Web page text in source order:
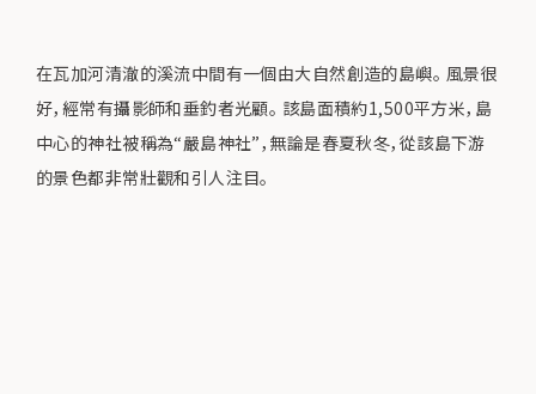
在瓦加河清澈的溪流中間有一個由大自然創造的島嶼。 風景很
好，經常有攝影師和垂釣者光顧。 該島面積約1,500平方米，島
中心的神社被稱為“嚴島神社”，無論是春夏秋冬，從該島下游
的景色都非常壯觀和引人注目。